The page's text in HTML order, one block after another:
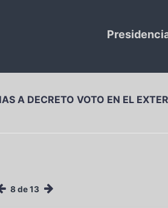
A DECRETO VOTO EN EL
8 de 13